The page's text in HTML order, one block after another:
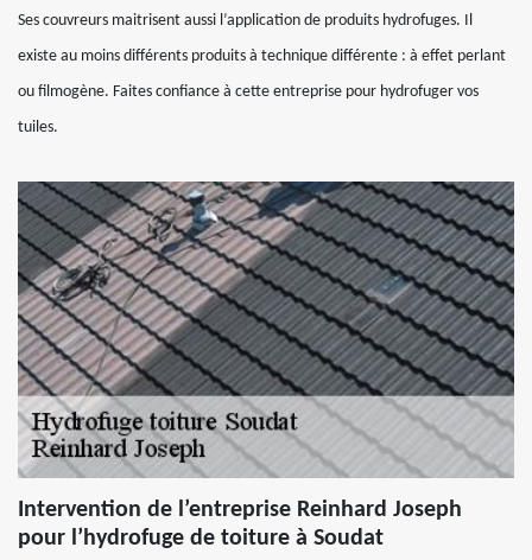
Ses couvreurs maitrisent aussi l’application de produits hydrofuges. Il
existe au moins différents produits à technique différente : à effet perlant
ou filmogène. Faites confiance à cette entreprise pour hydrofuger vos
tuiles.
Intervention de l’entreprise Reinhard Joseph
pour l’hydrofuge de toiture à Soudat